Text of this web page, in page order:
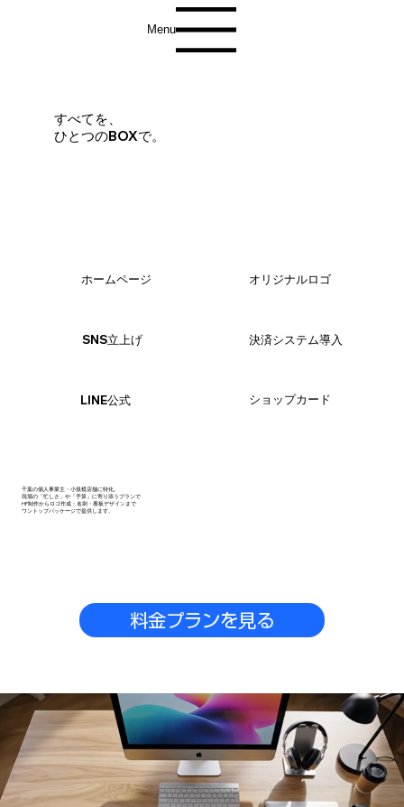
Menu
すべてを、
ひとつのBOXで。
ホームページ
SNS立上げ
LINE公式 ショップカード
オリジナルロゴ
​決済システム導入
千葉の個人事業主・小規模店舗に特化。
現場の「忙しさ」や「予算」に寄り添うプランで
HP制作からロゴ作成・名刺・看板デザインまで
ワントップパッケージで提供します。
料金プランを見る